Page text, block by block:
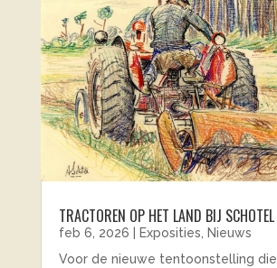
TRACTOREN OP HET LAND BIJ SCHOTEL
feb 6, 2026 Exposities
Nieuws
Voor de nieuwe tentoonstelling die